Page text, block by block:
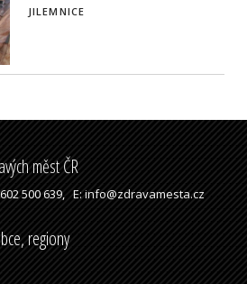
JILEMNICE
měst ČR
500 639,E: info@zdravamesta.cz
regiony